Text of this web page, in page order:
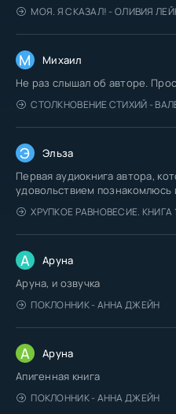
МОЯ. Я СКАЗАЛ! - ОЛИВИЯ
М Михаил
Не раз слышал об авторе.
СТОЛКНОВЕНИЕ СТИХИЙ -
Э Эльза
Первая аудиокнига автора,
удовольствием познакомлюсь
ХРУПКОЕ РАВНОВЕСИЕ. КНИГА
А Аруна
Аруна, и озвучка
ПОКЛОННИК - АННА ДЖЕЙН
А Аруна
Апигенная книга
ПОКЛОННИК - АННА ДЖЕЙН